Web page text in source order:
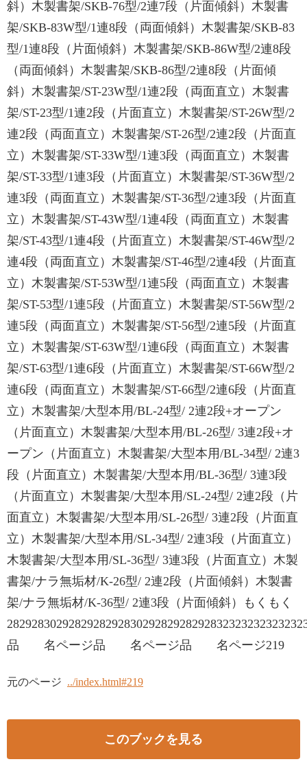
斜）木製書架/SKB-76型/2連7段（片面傾斜）木製書
架/SKB-83W型/1連8段（両面傾斜）木製書架/SKB-83
型/1連8段（片面傾斜）木製書架/SKB-86W型/2連8段
（両面傾斜）木製書架/SKB-86型/2連8段（片面傾
斜）木製書架/ST-23W型/1連2段（両面直立）木製書
架/ST-23型/1連2段（片面直立）木製書架/ST-26W型/2
連2段（両面直立）木製書架/ST-26型/2連2段（片面直
立）木製書架/ST-33W型/1連3段（両面直立）木製書
架/ST-33型/1連3段（片面直立）木製書架/ST-36W型/2
連3段（両面直立）木製書架/ST-36型/2連3段（片面直
立）木製書架/ST-43W型/1連4段（両面直立）木製書
架/ST-43型/1連4段（片面直立）木製書架/ST-46W型/2
連4段（両面直立）木製書架/ST-46型/2連4段（片面直
立）木製書架/ST-53W型/1連5段（両面直立）木製書
架/ST-53型/1連5段（片面直立）木製書架/ST-56W型/2
連5段（両面直立）木製書架/ST-56型/2連5段（片面直
立）木製書架/ST-63W型/1連6段（両面直立）木製書
架/ST-63型/1連6段（片面直立）木製書架/ST-66W型/2
連6段（両面直立）木製書架/ST-66型/2連6段（片面直
立）木製書架/大型本用/BL-24型/ 2連2段+オープン
（片面直立）木製書架/大型本用/BL-26型/ 3連2段+オ
ープン（片面直立）木製書架/大型本用/BL-34型/ 2連3
段（片面直立）木製書架/大型本用/BL-36型/ 3連3段
（片面直立）木製書架/大型本用/SL-24型/ 2連2段（片
面直立）木製書架/大型本用/SL-26型/ 3連2段（片面直
立）木製書架/大型本用/SL-34型/ 2連3段（片面直立）
木製書架/大型本用/SL-36型/ 3連3段（片面直立）木製
書架/ナラ無垢材/K-26型/ 2連2段（片面傾斜）木製書
架/ナラ無垢材/K-36型/ 2連3段（片面傾斜）もくもく
品 名ページ品 名ページ品 名ページ219
元のページ ../index.html#219
このブックを見る